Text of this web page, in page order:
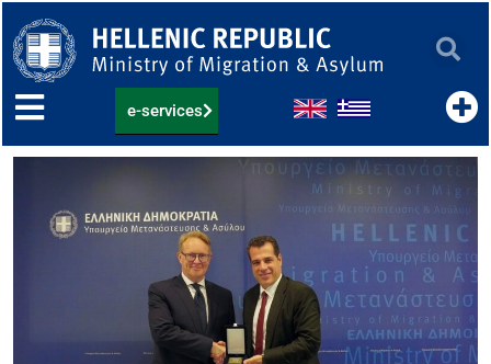
to
content
e-services